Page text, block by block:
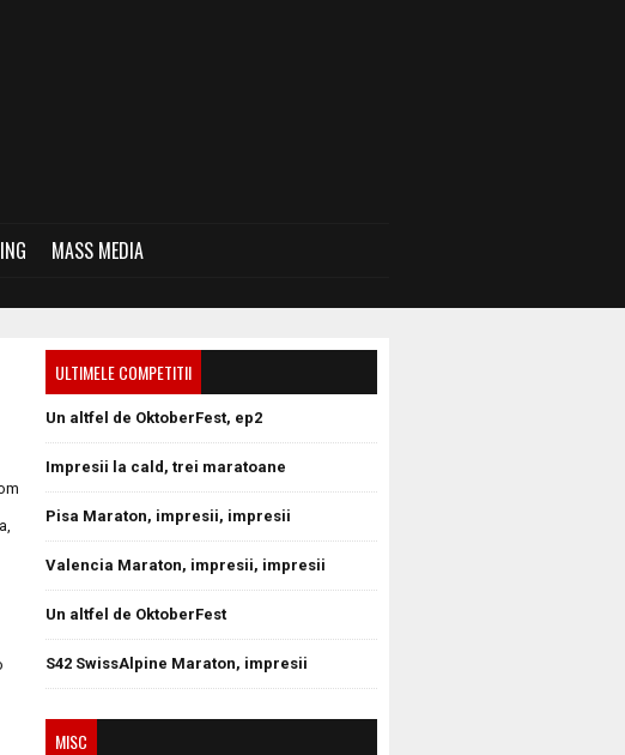
MASS MEDIA
ULTIMELE COMPETITII
Un altfel de OktoberFest, ep2
Impresii la cald, trei maratoane
Pisa Maraton, impresii, impresii
Valencia Maraton, impresii, impresii
Un altfel de OktoberFest
S42 SwissAlpine Maraton, impresii
MISC